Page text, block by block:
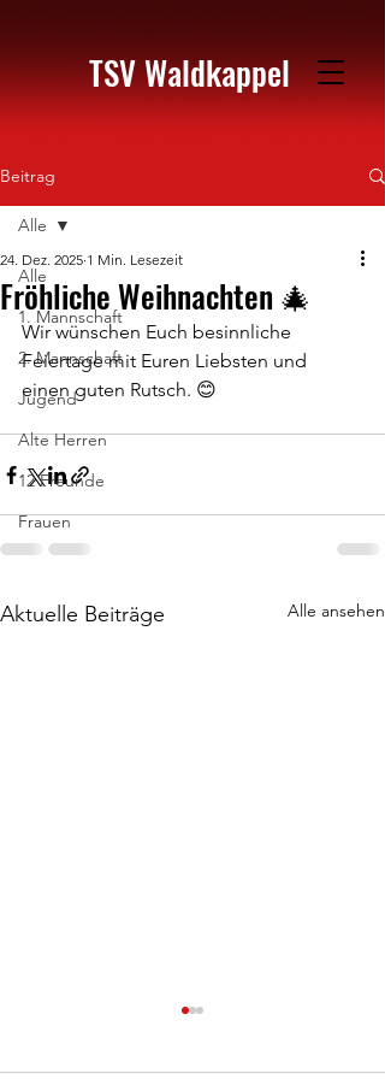
TSV Waldkappel
Beitrag
Alle
1. Mannschaft
2. Mannschaft
Jugend
Alte Herren
12 Freunde
Frauen
Alle
Fröhliche Weihnachten 🎄
24. Dez. 2025 1 Min. Lesezeit
Wir wünschen Euch besinnliche
Feiertage mit Euren Liebsten und
einen guten Rutsch. 😊
Aktuelle Beiträge Alle ansehen